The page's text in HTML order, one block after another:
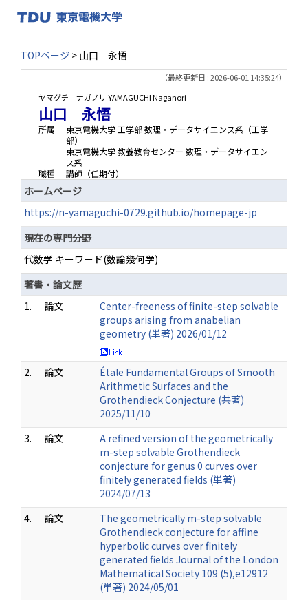
TOPページ > 山口 永悟
（最終更新日 : 2026-06-01 14:35:24）
ヤマグチ ナガノリ YAMAGUCHI Naganori
山口 永悟
所属
東京電機大学 工学部 数理・データサイエンス系（工学
部）
東京電機大学 教養教育センター 数理・データサイエン
ス系
職種
講師（任期付）
ホームページ
https://n-yamaguchi-0729.github.io/homepage-jp
現在の専門分野
代数学 キーワード(数論幾何学)
著書・論文歴
1.
論文
Center-freeness of finite-step solvable
groups arising from anabelian
geometry (単著) 2026/01/12
2. 論文
Étale Fundamental Groups of Smooth
Arithmetic Surfaces and the
Grothendieck Conjecture (共著)
2025/11/10
3.
論文
A refined version of the geometrically
m-step solvable Grothendieck
conjecture for genus 0 curves over
finitely generated fields (単著)
2024/07/13
4.
論文
The geometrically m-step solvable
Grothendieck conjecture for affine
hyperbolic curves over finitely
generated fields Journal of the London
Mathematical Society 109 (5),e12912
(単著) 2024/05/01